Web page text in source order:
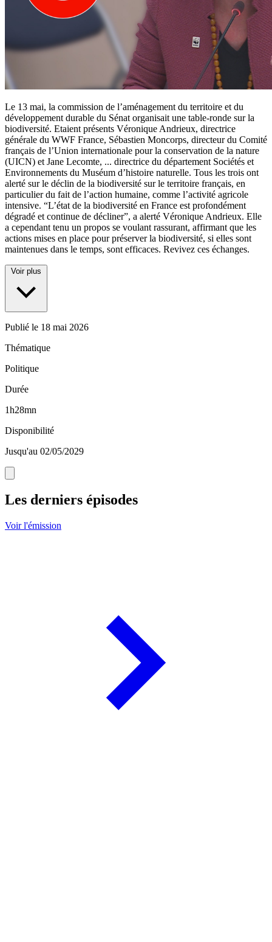
Le 13 mai, la commission de l’aménagement du territoire et du
développement durable du Sénat organisait une table-ronde sur la
biodiversité. Etaient présents Véronique Andrieux, directrice
générale du WWF France, Sébastien Moncorps, directeur du Comité
français de l’Union internationale pour la conservation de la nature
(UICN) et Jane Lecomte, ... directrice du département Sociétés et
Environnements du Muséum d’histoire naturelle. Tous les trois ont
alerté sur le déclin de la biodiversité sur le territoire français, en
particulier du fait de l’action humaine, comme l’activité agricole
intensive. “L’état de la biodiversité en France est profondément
dégradé et continue de décliner”, a alerté Véronique Andrieux. Elle
a cependant tenu un propos se voulant rassurant, affirmant que les
actions mises en place pour préserver la biodiversité, si elles sont
maintenues dans le temps, sont efficaces. Revivez ces échanges.
Voir plus
Publié le 18 mai 2026
Thématique
Politique
Durée
1h28mn
Disponibilité
Jusqu'au 02/05/2029
Les derniers épisodes
Voir l'émission